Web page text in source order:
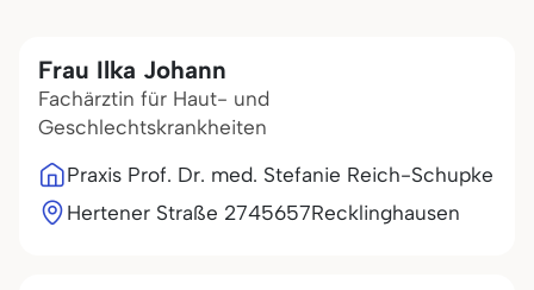
Frau Ilka Johann
Fachärztin für Haut- und
Geschlechtskrankheiten
Praxis Prof. Dr. med. Stefanie Reich-Schupke
Hertener Straße 2745657Recklinghausen